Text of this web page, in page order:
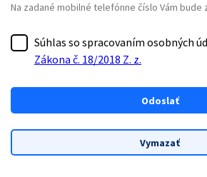
Na zadané mobilné telefónne číslo Vám bude
Súhlas so spracovaním osobných
Zákona č. 18/2018 Z. z.